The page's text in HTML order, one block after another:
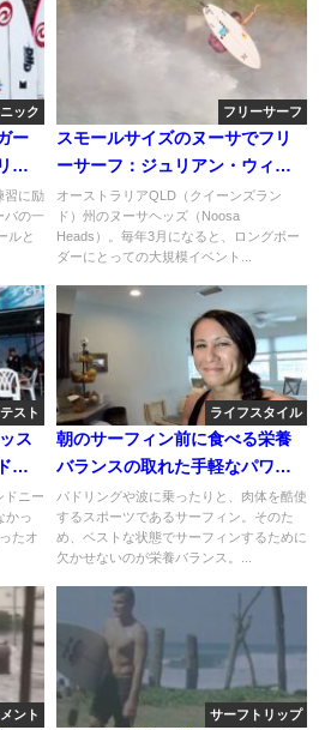
ック
ー
ー
習に励
バの一
ルと
フリーサーフ
スモールサイズのヌーサでフリ
ーサーフ：ジュリアン・ウィル
ソン
オーストラリアQLD（クイーンズラン
ド）州のヌーサヘッズ（Noosa
Heads）。毎年3月になると、ロングボー
ダーにとっての大規模イベント...
スト
ス
残
ドニー
かっ
たオ
ライフスタイル
朝のサーフィン前に食べる栄養
バランスの取れた手軽なパワー
フード
パドリングや波に乗ったりと、肉体を酷使
するスポーツであるサーフィン。そのた
め、ベストな状態でサーフィンするために
欠かせないのが栄養バランス。...
ント サーフトリップ